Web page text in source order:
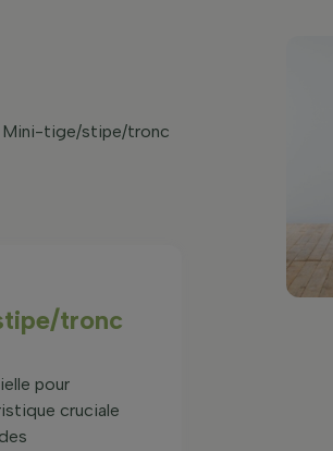
Mini-tige/stipe/tronc
tronc
pour
cruciale